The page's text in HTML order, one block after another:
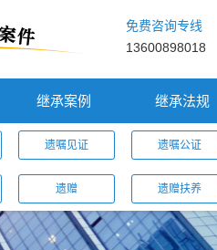
免费咨询专线
13600898018
继承案例 继承法规
遗嘱见证 遗嘱公证
遗赠 遗赠扶养